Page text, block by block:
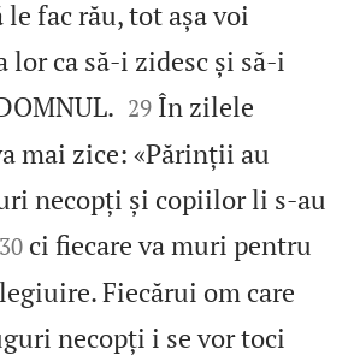
fac rău, tot așa voi
lor ca să‑i zidesc și să‑i


29 În zilele
mai zice: «Părinții au
necopți și copiilor li s‑au


30 ci fiecare va muri pentru
Fiecărui om care
necopți i se vor toci